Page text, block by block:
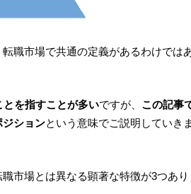
職市場で共通の定義があるわけでは
を指すことが多いですが、 この記事
ジションという意味でご説明していき
市場とは異なる顕著な特徴が3つあり